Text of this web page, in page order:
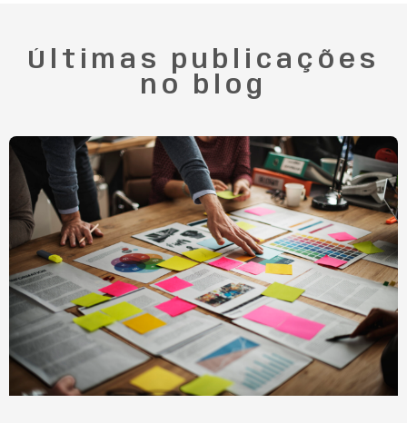
Últimas publicações
no blog